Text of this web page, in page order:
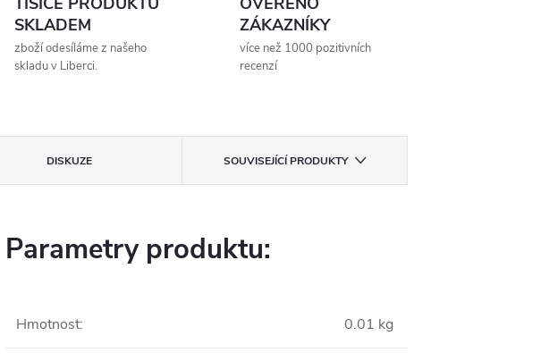
SKLADEM
zboží odesíláme z našeho
skladu v Liberci.
ZÁKAZNÍKY
více než 1000 pozitivních
recenzí
DISKUZE SOUVISEJÍCÍ PRODUKTY
Parametry produktu:
Hmotnost: 0.01 kg